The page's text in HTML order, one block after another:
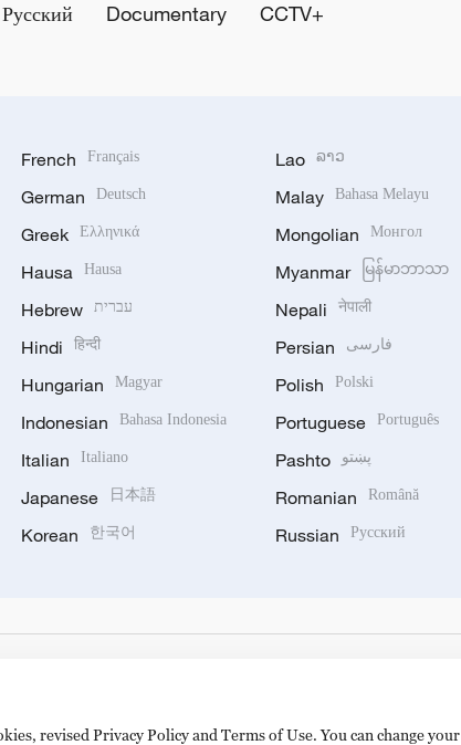
Русский Documentary CCTV+
French Français
German Deutsch
Greek Ελληνικά
Hausa Hausa
Hebrew עברית
Hindi हिन्दी
Hungarian Magyar
Indonesian Bahasa Indonesia
Italian Italiano
Japanese 日本語
Korean 한국어
Lao ລາວ
Malay Bahasa Melayu
Mongolian Монгол
Myanmar မြန်မာဘာသာ
Nepali नेपाली
Persian فارسی
Polish Polski
Portuguese Português
Pashto پښتو
Romanian Română
Russian Русский
revised Privacy Policy and Terms of Use. You can change your